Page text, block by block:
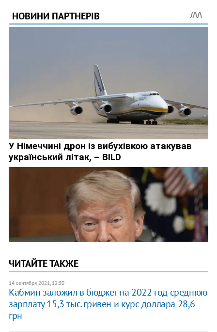
ЧИТАЙТЕ ТАКЖЕ
14 сентября 2021, 12:30
Кабмин заложил в бюджет на 2022 год среднюю
зарплату 15,3 тыс. гривен и курс доллара 28,6
грн